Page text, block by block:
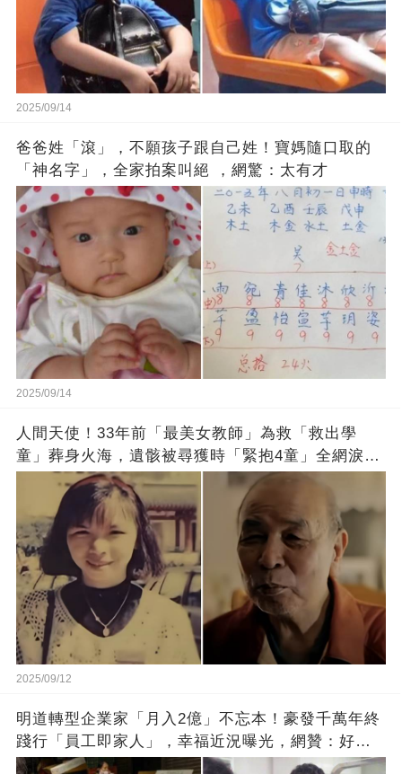
2025/09/14
爸爸姓「滾」，不願孩子跟自己姓！寶媽隨口取的
「神名字」，全家拍案叫絕 ，網驚：太有才
2025/09/14
人間天使！33年前「最美女教師」為救「救出學
童」葬身火海，遺骸被尋獲時「緊抱4童」全網淚
崩：真正的英雄不該被遺忘
2025/09/12
明道轉型企業家「月入2億」不忘本！豪發千萬年終
踐行「員工即家人」，幸福近況曝光，網贊：好老
闆的福報